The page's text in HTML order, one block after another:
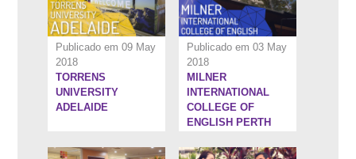
Publicado em 09 May
2018
TORRENS
UNIVERSITY
ADELAIDE
Publicado em 03 May
2018
MILNER
INTERNATIONAL
COLLEGE OF
ENGLISH PERTH
7:46''